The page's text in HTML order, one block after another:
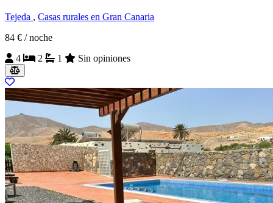
Tejeda , Casas rurales en Gran Canaria
84 € / noche
4
2 1 Sin opiniones